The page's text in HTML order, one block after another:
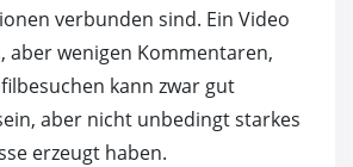
verbunden sind. Ein Video
aber wenigen Kommentaren,
kann zwar gut
aber nicht unbedingt starkes
erzeugt haben.